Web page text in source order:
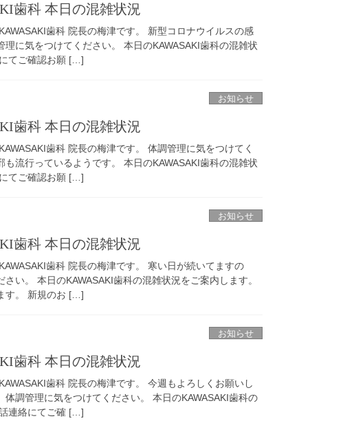
歯科 本日の混雑状況
歯科 院長の梅津です。 新型コロナウイルスの感
に気をつけてください。 本日のKAWASAKI歯科の混雑状
てご確認お願 […]
お知らせ
歯科 本日の混雑状況
歯科 院長の梅津です。 体調管理に気をつけてく
流行っているようです。 本日のKAWASAKI歯科の混雑状
てご確認お願 […]
お知らせ
歯科 本日の混雑状況
歯科 院長の梅津です。 寒い日が続いてますの
い。 本日のKAWASAKI歯科の混雑状況をご案内します。
す。 新規のお […]
お知らせ
歯科 本日の混雑状況
歯科 院長の梅津です。 今週もよろしくお願いし
体調管理に気をつけてください。 本日のKAWASAKI歯科の
連絡にてご確 […]